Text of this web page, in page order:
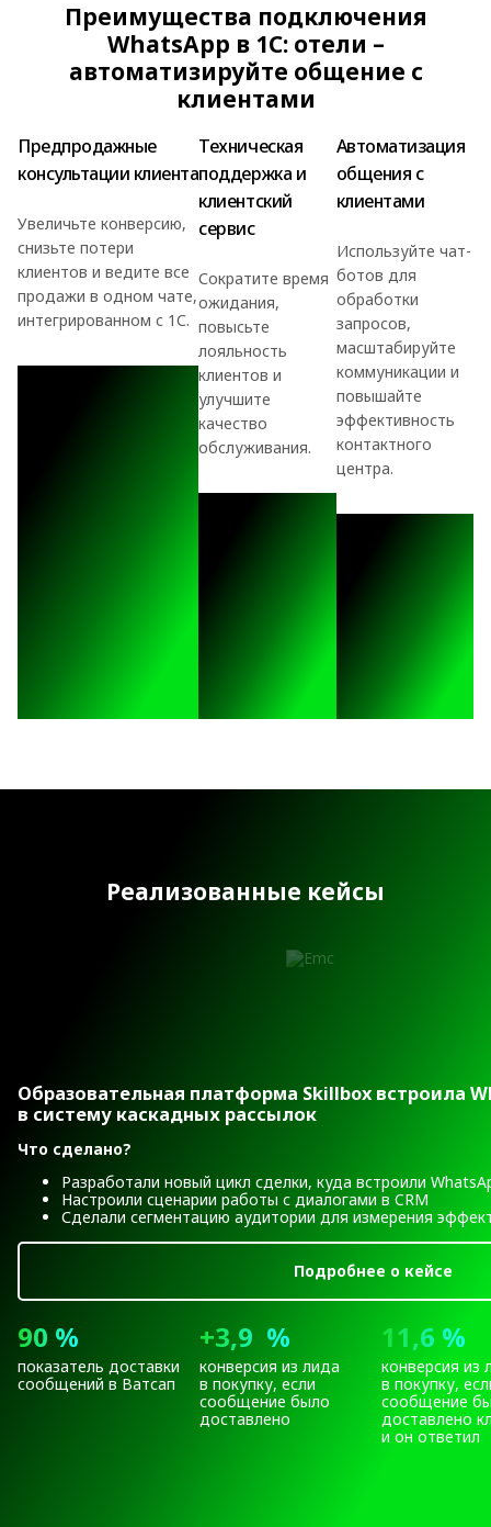
Преимущества подключения
WhatsApp в 1С: отели –
автоматизируйте общение с
клиентами
Предпродажные
консультации клиента
Увеличьте конверсию,
снизьте потери
клиентов и ведите все
продажи в одном чате,
интегрированном с 1С.
Техническая
поддержка и
клиентский
сервис
Сократите время
ожидания,
повысьте
лояльность
клиентов и
улучшите
качество
обслуживания.
Автоматизация
общения с
клиентами
Используйте чат-
ботов для
обработки
запросов,
масштабируйте
коммуникации и
повышайте
эффективность
контактного
центра.
Реализованные кейсы
Образовательная платформа Skillbox встроила
в систему каскадных рассылок
Что сделано?
Разработали новый цикл сделки, куда встроили
Настроили сценарии работы с диалогами в CRM
Сделали сегментацию аудитории для измерения
Подробнее о кейсе
90 %
показатель доставки
сообщений в Ватсап
+3,9 %
конверсия из лида
в покупку, если
сообщение было
доставлено
11,6 %
конверсия из
в покупку,
сообщение
доставлено
и он ответил